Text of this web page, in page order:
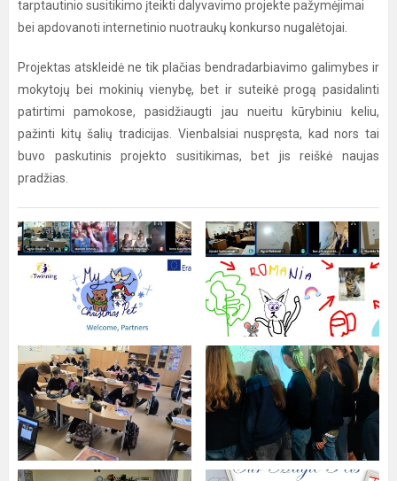
tarptautinio susitikimo įteikti dalyvavimo projekte pažymėjimai
bei apdovanoti internetinio nuotraukų konkurso nugalėtojai.
Projektas atskleidė ne tik plačias bendradarbiavimo galimybes ir
mokytojų bei mokinių vienybę, bet ir suteikė progą pasidalinti
patirtimi pamokose, pasidžiaugti jau nueitu kūrybiniu keliu,
pažinti kitų šalių tradicijas. Vienbalsiai nuspręsta, kad nors tai
buvo paskutinis projekto susitikimas, bet jis reiškė naujas
pradžias.